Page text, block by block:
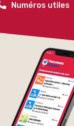
Numéros utiles